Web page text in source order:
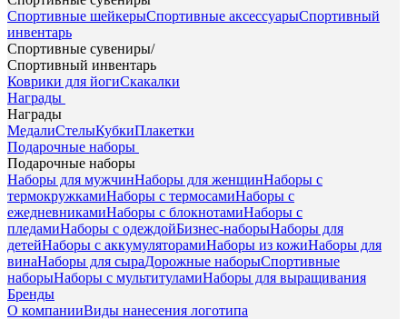
Спортивные шейкерыСпортивные аксессуарыСпортивный
инвентарь
Спортивные сувениры/
Спортивный инвентарь
Коврики для йогиСкакалки
Награды
Награды
МедалиСтелыКубкиПлакетки
Подарочные наборы
Подарочные наборы
Наборы для мужчинНаборы для женщинНаборы с
термокружкамиНаборы с термосамиНаборы с
ежедневникамиНаборы с блокнотамиНаборы с
пледамиНаборы с одеждойБизнес-наборыНаборы для
детейНаборы с аккумуляторамиНаборы из кожиНаборы для
винаНаборы для сыраДорожные наборыСпортивные
наборыНаборы с мультитуламиНаборы для выращивания
Бренды
О компанииВиды нанесения логотипа